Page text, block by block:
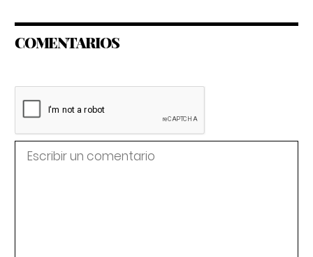
COMENTARIOS